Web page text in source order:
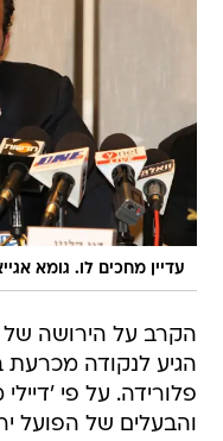
עדיין מחכים לו. גומא
הקרב על הירושה של
הגיע לנקודה
פלורידה. על פי
והבעלים של הפועל